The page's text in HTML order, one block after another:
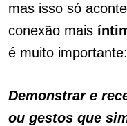
mas isso só
conexão mais
é muito importante:
Demonstrar e
ou gestos que